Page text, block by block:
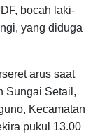
bocah laki-
yang diduga
arus saat
Sungai Setail,
Kecamatan
pukul 13.00